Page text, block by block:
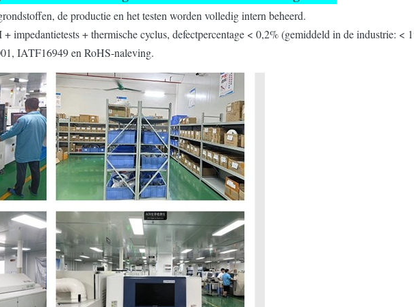
de productie en het testen worden volledig intern beheerd.
+ thermische cyclus, defectpercentage < 0,2% (gemiddeld in de industrie: <
IATF16949 en RoHS-naleving.